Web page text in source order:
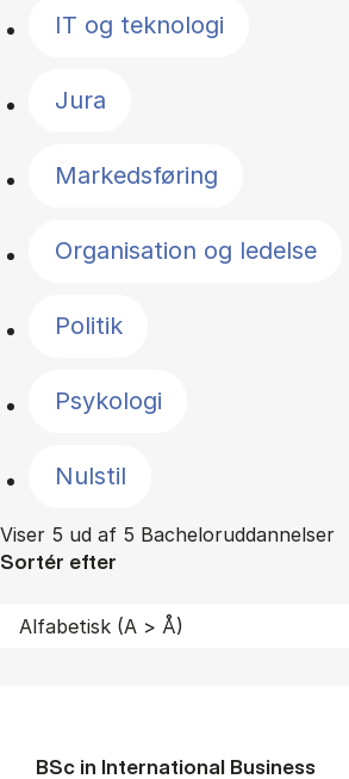
IT og teknologi
Jura
Markedsføring
Organisation og ledelse
Politik
Psykologi
Nulstil
Viser 5 ud af 5 Bacheloruddannelser
Sortér efter
BSc in In­ter­na­tion­al Busi­ness